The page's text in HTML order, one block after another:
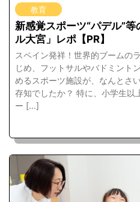
教育
新感覚スポーツ“パデル”
ル大宮」レポ【PR】
スペイン発祥！世界的ブームの
じめ、フットサルやバドミント
めるスポーツ施設が、なんとさ
存知でしたか？ 特に、小学生以
ー […]